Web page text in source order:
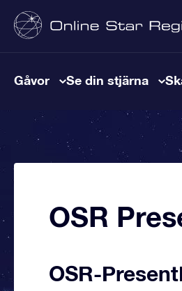
Gåvor Se din stjärna
OSR
OSR-